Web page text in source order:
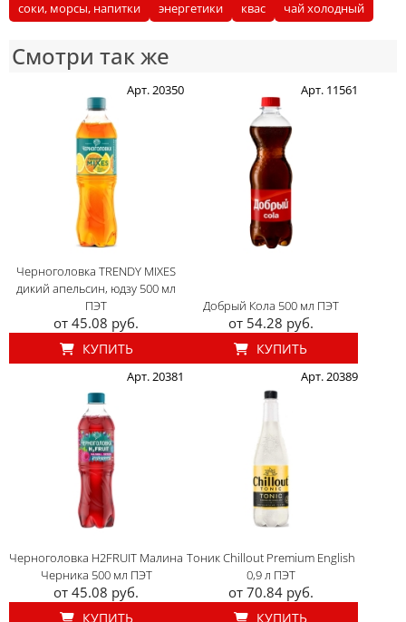
соки, морсы, напитки энергетики квас чай холодный
Смотри так же
Арт. 20350
Черноголовка TRENDY MIXES
дикий апельсин, юдзу 500 мл
ПЭТ
от 45.08 руб.
КУПИТЬ
Арт. 11561
Добрый Кола 500 мл ПЭТ
от 54.28 руб.
КУПИТЬ
Арт. 20381
Черноголовка H2FRUIT Малина
Черника 500 мл ПЭТ
от 45.08 руб.
КУПИТЬ
Арт. 20389
Тоник Chillout Premium English
0,9 л ПЭТ
от 70.84 руб.
КУПИТЬ